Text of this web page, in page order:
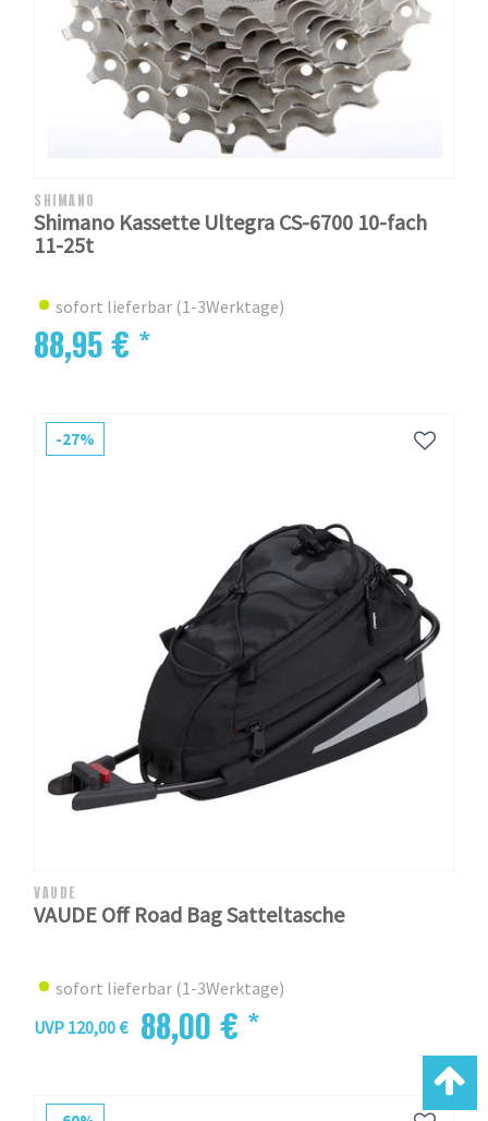
SHIMANO
Shimano Kassette Ultegra CS-6700 10-fach
11-25t
sofort lieferbar (1-3Werktage)
88,95 € *
-27%
VAUDE
VAUDE Off Road Bag Satteltasche
sofort lieferbar (1-3Werktage)
UVP 120,00 €
88,00 € *